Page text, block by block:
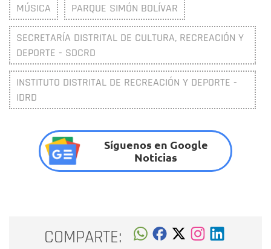
MÚSICA PARQUE SIMÓN BOLÍVAR
SECRETARÍA DISTRITAL DE CULTURA, RECREACIÓN Y
DEPORTE - SDCRD
INSTITUTO DISTRITAL DE RECREACIÓN Y DEPORTE -
IDRD
Síguenos en Google
Noticias
COMPARTE: